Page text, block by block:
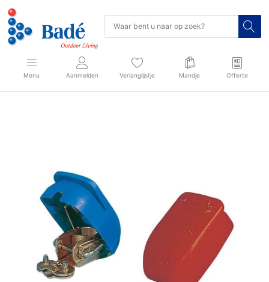
Menu Aanmelden Verlanglijstje Mandje Offerte